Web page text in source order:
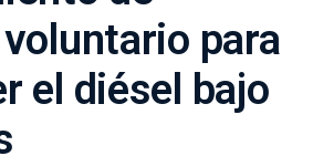
para
el diésel bajo